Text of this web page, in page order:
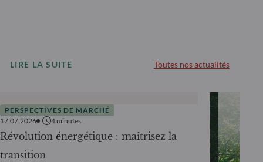
LIRE LA SUITE Toutes nos actualités
PERSPECTIVES DE MARCHÉ
17.07.2026
4 minutes
Révolution énergétique : maîtrisez la
transition